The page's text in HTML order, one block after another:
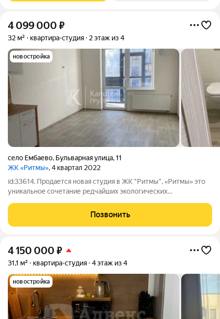
4 099 000 ₽
32 м² квартира-студия 2 этаж из 4
новостройка
село Ембаево, Бульварная улица,11
ЖК «Ритмы», 4 квартал 2022
id:33614. Продается новая студия в ЖК "Ритмы", «Ритмы» это
уникальное сочетание редчайших экологических
транспортного сообщения. В «Ритмах» не придется
жертвовать желанием дышать свежим воздухом и
Позвонить
4 150 000 ₽
31,1 м² квартира-студия 4 этаж из 4
новостройка